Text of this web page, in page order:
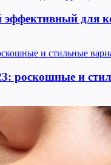
для
роскошные и